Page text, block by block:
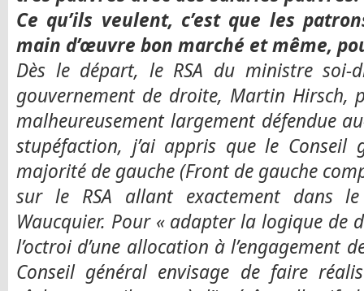
Ce qu’ils veulent, c’est que les
main d’œuvre bon marché et même,
Dès le départ, le RSA du ministre soi-
gouvernement de droite, Martin Hirsch,
malheureusement largement défendue
stupéfaction, j’ai appris que le Conseil
majorité de gauche (Front de gauche
sur le RSA allant exactement dans
Waucquier. Pour « adapter la logique de
l’octroi d’une allocation à l’engagement
Conseil général envisage de faire